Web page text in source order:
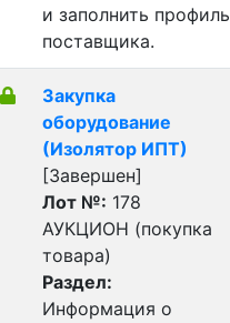
и заполнить профиль
поставщика.
Закупка
оборудование
(Изолятор ИПТ)
[Завершен]
Лот №: 178
АУКЦИОН (покупка
товара)
Раздел:
Информация о